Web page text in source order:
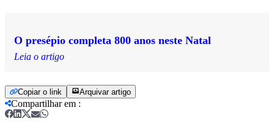
O presépio completa 800 anos neste Natal
Leia o artigo
Copiar o link Arquivar artigo
Compartilhar em :